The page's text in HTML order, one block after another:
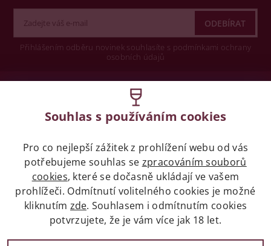
Přihlášením odběru novinek souhlasíte s podmínkami ochrany
osobních údajů
Legislativa
Zákaz prodeje alkoholických nápojů osobám
mladších 18 let.
Naše služby
Souhlas s používáním cookies
Pro co nejlepší zážitek z prohlížení webu od vás
potřebujeme souhlas se zpracováním souborů
cookies, které se dočasně ukládají ve vašem
prohlížeči. Odmítnutí volitelného cookies je možné
kliknutím zde. Souhlasem i odmítnutím cookies
potvrzujete, že je vám více jak 18 let.